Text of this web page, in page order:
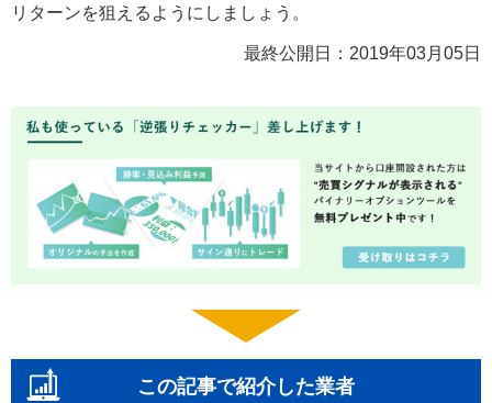
リターンを狙えるようにしましょう。
最終公開日： 2019年03月05日
この記事で紹介した業者